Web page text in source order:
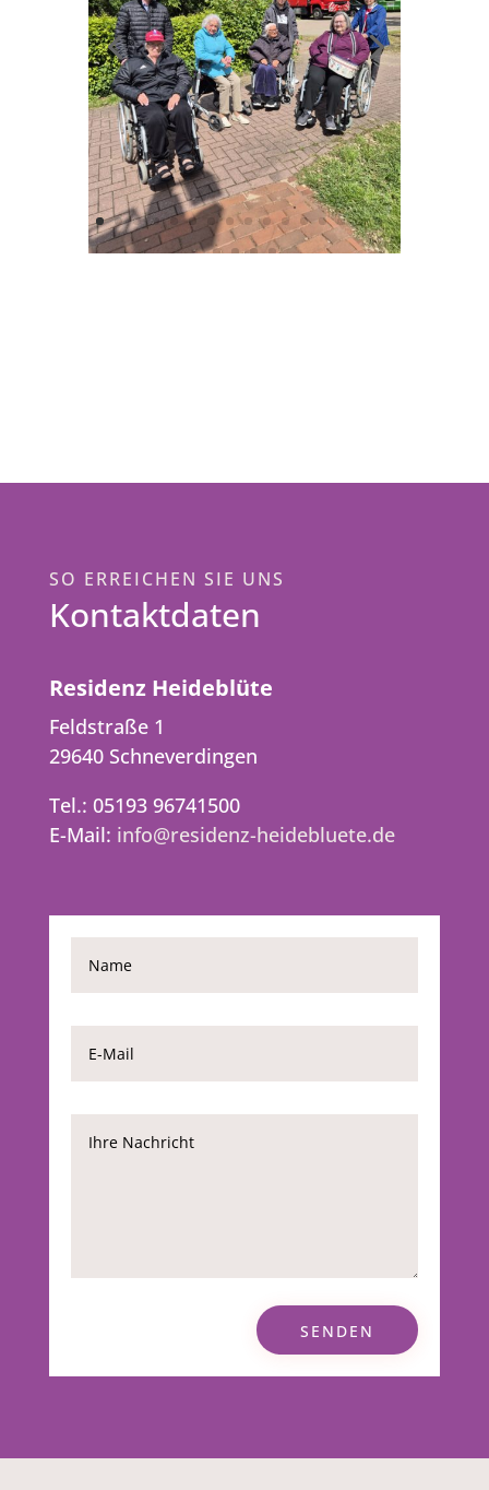
SO ERREICHEN SIE UNS
Kontaktdaten
Residenz Heideblüte
Feldstraße 1
29640 Schneverdingen
Tel.: 05193 96741500
E-Mail: info@residenz-heidebluete.de
SENDEN